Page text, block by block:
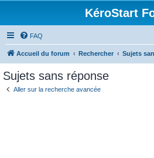
KéroStart
FAQ
Accueil du forum Rechercher Sujets
Sujets sans réponse
Aller sur la recherche avancée